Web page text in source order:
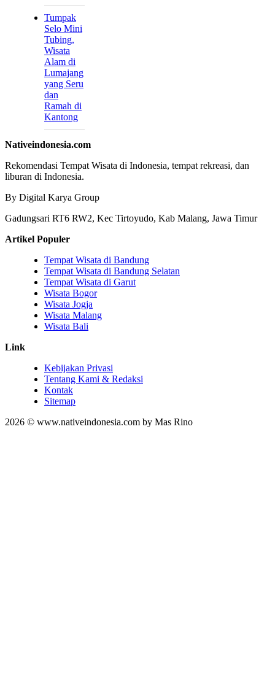
Tumpak
Selo Mini
Tubing,
Wisata
Alam di
Lumajang
yang Seru
dan
Ramah di
Kantong
Nativeindonesia.com
Rekomendasi Tempat Wisata di Indonesia, tempat rekreasi, dan
liburan di Indonesia.
By Digital Karya Group
Gadungsari RT6 RW2, Kec Tirtoyudo, Kab Malang, Jawa Timur
Artikel Populer
Tempat Wisata di Bandung
Tempat Wisata di Bandung Selatan
Tempat Wisata di Garut
Wisata Bogor
Wisata Jogja
Wisata Malang
Wisata Bali
Link
Kebijakan Privasi
Tentang Kami & Redaksi
Kontak
Sitemap
2026 © www.nativeindonesia.com by Mas Rino